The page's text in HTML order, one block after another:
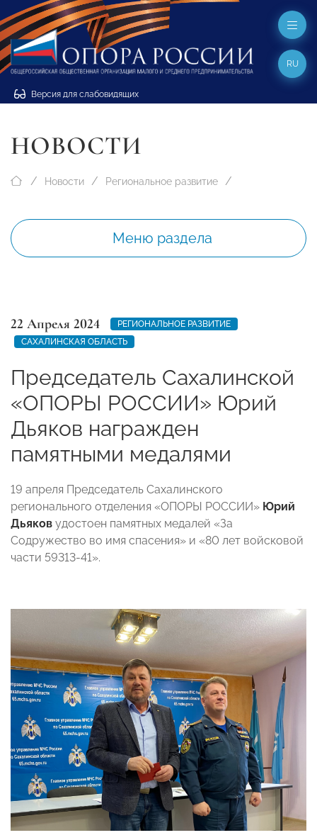
Версия для слабовидящих
RU
НОВОСТИ
Новости Региональное развитие
Меню раздела
22 Апреля 2024
РЕГИОНАЛЬНОЕ РАЗВИТИЕ
САХАЛИНСКАЯ ОБЛАСТЬ
Председатель Сахалинской
«ОПОРЫ РОССИИ» Юрий
Дьяков награжден
памятными медалями
19 апреля Председатель Сахалинского
регионального отделения «ОПОРЫ РОССИИ» Юрий
Дьяков удостоен памятных медалей «За
Содружество во имя спасения» и «80 лет войсковой
части 59313-41».